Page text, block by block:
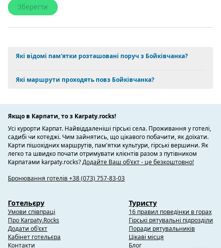
Які відомі пам'ятки розташовані поруч з Бойківчанка?
Які маршрути проходять повз Бойківчанка?
Якщо в Карпати, то з Karpaty.rocks!
Усі курорти Карпат. Найвіддаленіші гірські села. Проживання у готелі,
садибі чи котеджі. Чим зайнятись, що цікавого побачити, як доїхати.
Карти пішохідних маршрутів, пам'ятки культури, гірські вершини. Як
легко та швидко почати отримувати клієнтів разом з путівником
Карпатами karpaty.rocks?Додайте Ваш об'єкт - це безкоштовно!
Бронювання готелів +38 (073) 757-83-03
Готельєру
Умови співпраці
Про Karpaty.Rocks
Додати об'єкт
Кабінет готельєра
Контакти
Туристу
16 правил поведінки в горах
Гірські рятувальні підрозділи
Поради рятувальників
Цікаві місця
Блог